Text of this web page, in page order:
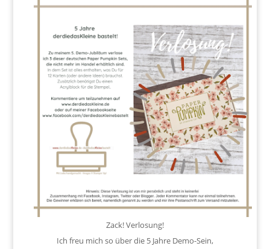
Zack! Verlosung!
Ich freu mich so über die 5 Jahre Demo-Sein,